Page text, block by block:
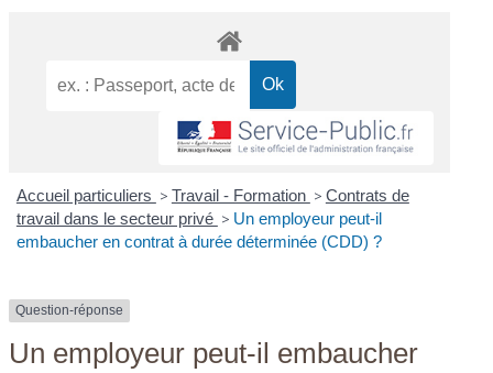
Accueil particuliers > Travail - Formation > Contrats de
travail dans le secteur privé > Un employeur peut-il
embaucher en contrat à durée déterminée (CDD) ?
Question-réponse
Un employeur peut-il embaucher